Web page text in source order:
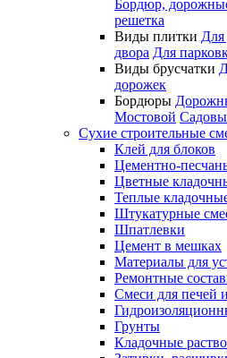
Бордюр,
решетка
Виды плитки Для
двора Для
Виды брусчатки
дорожек
Бордюры
Мостовой
Сухие строительные
Клей для блоков
Цементно-
Цветные
Теплые
Штукатурные
Шпатлевки
Цемент в мешках
Материалы для
Ремонтные
Смеси для печей
Грунты
Кладочные